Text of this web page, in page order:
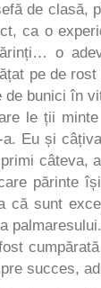
de clasă,
ca o
o
pe de
bunici în
le ții
Eu și
câteva,
părinte
sunt
succes,